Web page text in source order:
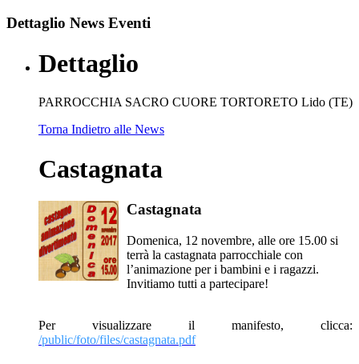
Dettaglio News Eventi
Dettaglio
PARROCCHIA SACRO CUORE TORTORETO Lido (TE)
Torna Indietro alle News
Castagnata
Castagnata
Domenica, 12 novembre, alle ore 15.00 si
terrà la castagnata parrocchiale con
l’animazione per i bambini e i ragazzi.
Invitiamo tutti a partecipare!
Per visualizzare il manifesto, clicca:
/public/foto/files/castagnata.pdf